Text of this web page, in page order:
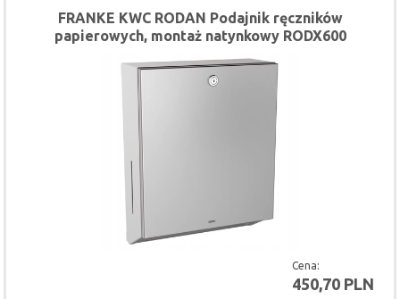
Cena:
450,70 PLN
FRANKE KWC RODAN Podajnik ręczników
papierowych, montaż natynkowy RODX600